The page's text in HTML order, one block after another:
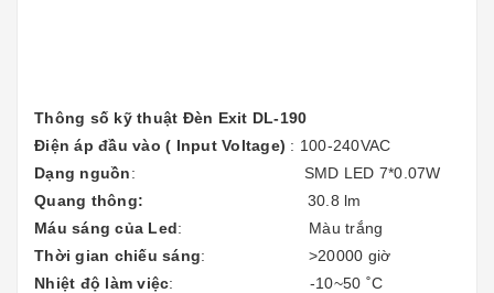
Thông số kỹ thuật Đèn Exit ​DL-190
Điện áp đầu vào ( Input Voltage) : 100-240VAC
Dạng nguồn: SMD LED 7*0.07W
Quang thông: 30.8 lm
Máu sáng của Led: Màu trắng
Thời gian chiếu sáng: >20000 giờ
Nhiệt độ làm việc: -10~50 ˚C